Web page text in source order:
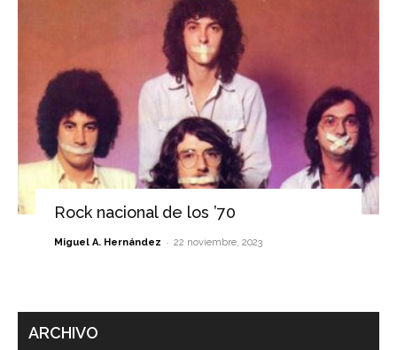
Rock nacional de los ’70
Miguel A. Hernández - 22 noviembre, 2023
ARCHIVO